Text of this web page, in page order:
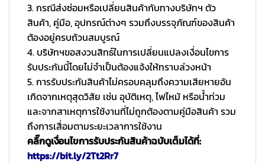
3. กรณีส่งซ่อมหรือเปลี่ยนสินค้ากับทางบริษัทฯ ตัว
สินค้า, คู่มือ, อุปกรณ์ต่างๆ รวมถึงบรรจุภัณฑ์ของสินค้า
ต้องอยู่ครบถ้วนสมบูรณ์
4. บริษัทฯขอสงวนสิทธ์ในการเปลี่ยนแปลงเงื่อนไขการ
รับประกันนี้โดยไม่จำเป็นต้องแจ้งให้ทราบล่วงหน้า
5. การรับประกันสินค้าไม่ครอบคลุมถึงความเสียหายอัน
เกิดจากเหตุสุดวิสัย เช่น อุบัติเหตุ, ไฟไหม้ หรือน้ำท่วม
และจากสาเหตุการใช้งานที่ไม่ถูกต้องตามคู่มือสินค้า รวม
ถึงการเสื่อมตามระยะเวลาการใช้งาน
คลิ๊กดูเงื่อนไขการรับประกันสินค้าฉบับเต็มได้ที่:
https://bit.ly/2Tt2Rr7